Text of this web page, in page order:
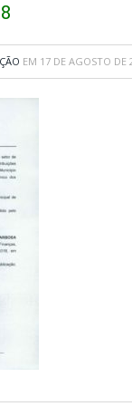
EM 17 DE AGOSTO DE